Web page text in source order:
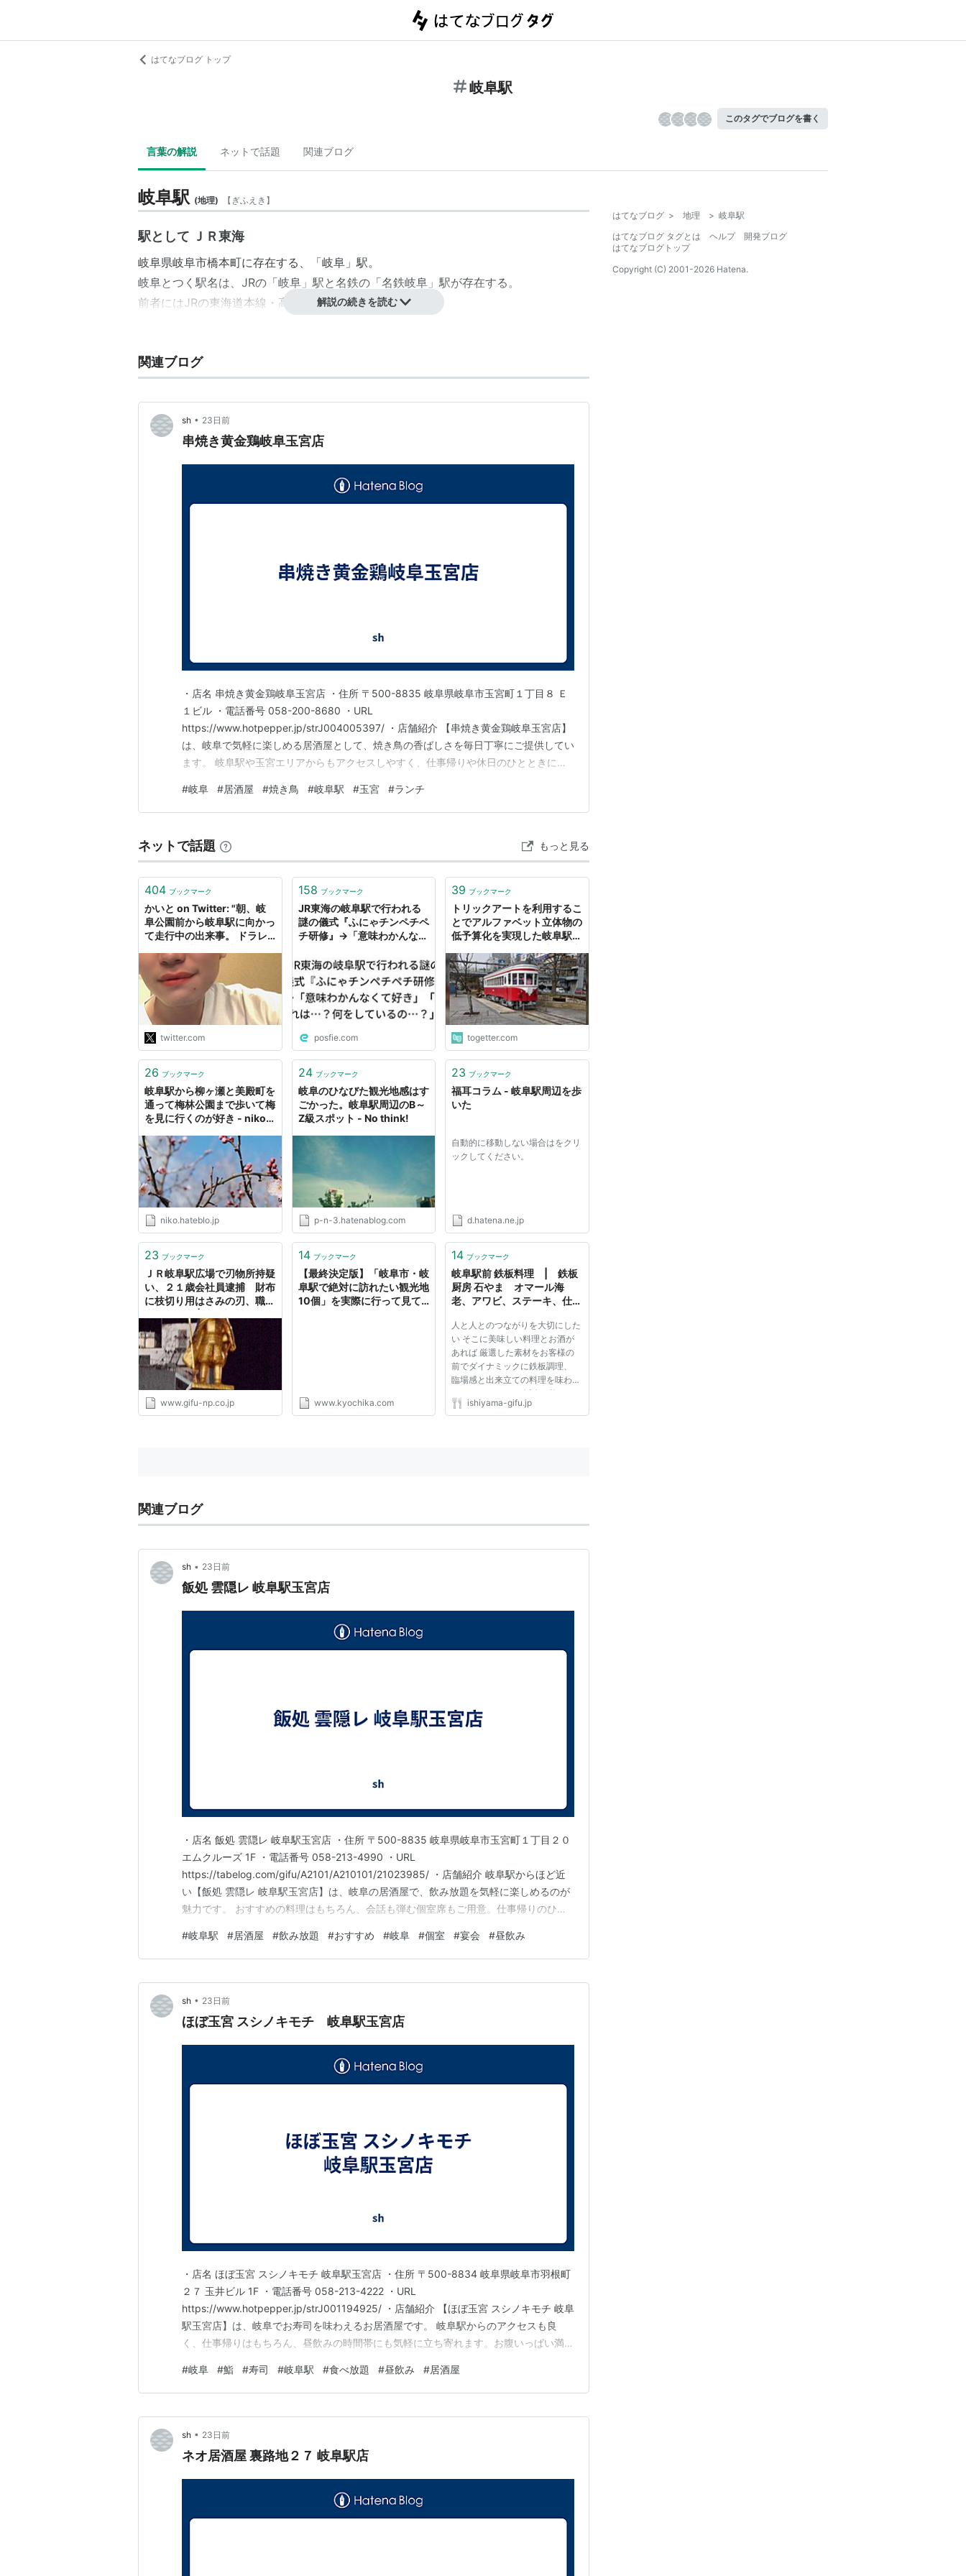
はてなブログ トップ
岐阜駅
このタグでブログを書く
言葉の解説 ネットで話題 関連ブログ
岐阜駅 (地理) 【 ぎふえき 】
駅として ＪＲ東海
岐阜県岐阜市橋本町に存在する、「岐阜 」駅。
岐阜とつく駅名は、JRの「岐阜」駅と名鉄の「名鉄岐阜」駅が存在する。
前者にはJRの東海道本線・高山本線。
い。
名鉄岐阜駅は2005年1月29日に改称されるまでは「新岐阜」駅と呼ばれていた。
同駅前にあった名鉄岐阜市内線の停留所名は2005年4月1日に廃止されるまで「新岐阜
駅前」を名乗っていた。
地図上の東西に準拠して表記。駅つきキーワードが存在する場合は〈〉で囲んで表示。
〈岐阜駅〉」→ 木曽川→尾張一宮…下段へ↓
〉
高山本線
〈岐阜駅〉（起点駅） 」 →長森…各務ヶ原…美濃太田…下呂…高山…（至・富
名古屋鉄道（名鉄岐阜駅）
解説の続きを読む
関連ブログ
sh • 23日前
串焼き黄金鶏岐阜玉宮店
・店名 串焼き黄金鶏岐阜玉宮店 ・住所 〒500-8835 岐阜県岐阜市玉宮町１丁目８ Ｅ
１ビル ・電話番号 058-200-8680 ・URL
https://www.hotpepper.jp/strJ004005397/ ・店舗紹介 【串焼き黄金鶏岐阜玉宮店】
は、岐阜で気軽に楽しめる居酒屋として、焼き鳥の香ばしさを毎日丁寧にご提供してい
ます。 岐阜駅や玉宮エリアからもアクセスしやすく、仕事帰りや休日のひとときにぴ
いです。焼きたての焼き鳥と相性の良いおつまみをご一緒に、落ち着いた雰囲気でお楽
しみください。 皆様のご…
#岐阜 #居酒屋 #焼き鳥 #岐阜駅 #玉宮 #ランチ
ネットで話題 もっと見る
404 ブックマーク
かいと on Twitter: "朝、岐
阜公園前から岐阜駅に向かっ
て走行中の出来事。 ドラレ
怖い。
https://t.co/blaAK9uMI1"
twitter.com
158 ブックマーク
JR東海の岐阜駅で行われる
謎の儀式『ふにゃチンペチペ
チ研修』→「意味わかんなく
ているの…？」
posfie.com
39 ブックマーク
トリックアートを利用するこ
とでアルファベット立体物の
低予算化を実現した岐阜駅
章」
togetter.com
26 ブックマーク
岐阜駅から柳ヶ瀬と美殿町を
通って梅林公園まで歩いて梅
を見に行くのが好き - niko
niko.hateblo.jp
24 ブックマーク
岐阜のひなびた観光地感はす
ごかった。岐阜駅周辺のB～
Z級スポット - No think!
p-n-3.hatenablog.com
23 ブックマーク
福耳コラム - 岐阜駅周辺を歩
いた
自動的に移動しない場合はをクリ
ックしてください。
d.hatena.ne.jp
23 ブックマーク
ＪＲ岐阜駅広場で刃物所持疑
い、２１歳会社員逮捕 財布
に枝切り用はさみの刃、職務
www.gifu-np.co.jp
14 ブックマーク
【最終決定版】「岐阜市・岐
阜駅で絶対に訪れたい観光地
10個」を実際に行って見て
www.kyochika.com
14 ブックマーク
岐阜駅前 鉄板料理 | 鉄板
厨房 石やま オマール海
老、アワビ、ステーキ、仕出
人と人とのつながりを大切にした
い そこに美味しい料理とお酒が
あれば 厳選した素材をお客様の
前でダイナミックに鉄板調理、
臨場感と出来立ての料理を味わっ
ていただくことで会話が弾み、
お客様同士の縁が深まる、そんな
ishiyama-gifu.jp
関連ブログ
sh • 23日前
飯処 雲隠レ 岐阜駅玉宮店
・店名 飯処 雲隠レ 岐阜駅玉宮店 ・住所 〒500-8835 岐阜県岐阜市玉宮町１丁目２０
エムクルーズ 1F ・電話番号 058-213-4990 ・URL
https://tabelog.com/gifu/A2101/A210101/21023985/ ・店舗紹介 岐阜駅からほど近
い【飯処 雲隠レ 岐阜駅玉宮店】は、岐阜の居酒屋で、飲み放題を気軽に楽しめるのが
魅力です。 おすすめの料理はもちろん、会話も弾む個室席もご用意。仕事帰りのひと
人数に合わせて落ち着いて過ごせます。飲み放題と相性の良い味わいで、いつもの集…
#岐阜駅 #居酒屋 #飲み放題 #おすすめ #岐阜 #個室 #宴会 #昼飲み
sh • 23日前
ほぼ玉宮 スシノキモチ 岐阜駅玉宮店
・店名 ほぼ玉宮 スシノキモチ 岐阜駅玉宮店 ・住所 〒500-8834 岐阜県岐阜市羽根町
２７ 玉井ビル 1F ・電話番号 058-213-4222 ・URL
https://www.hotpepper.jp/strJ001194925/ ・店舗紹介 【ほぼ玉宮 スシノキモチ 岐阜
駅玉宮店】は、岐阜でお寿司を味わえるお居酒屋です。 岐阜駅からのアクセスも良
く、仕事帰りはもちろん、昼飲みの時間帯にも気軽に立ち寄れます。お腹いっぱい満足
わせて選べます。落ち着いた雰囲気でゆったり過ごせるのも魅力。 皆様のご来店をお
待ちし…
#岐阜 #鮨 #寿司 #岐阜駅 #食べ放題 #昼飲み #居酒屋
sh • 23日前
ネオ居酒屋 裏路地２７ 岐阜駅店
はてなブログ > 地理 > 岐阜駅
はてなブログ タグとは
ヘルプ
開発ブログ
はてなブログトップ
Copyright (C) 2001-2026 Hatena.